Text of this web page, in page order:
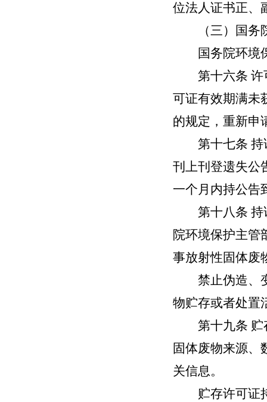
位法人证书正、
（三）国务院
国务院环境保
第十六条 许
可证有效期满未
的规定，重新申
第十七条 持
刊上刊登遗失公
一个月内持公告
第十八条 持
院环境保护主管
事放射性固体废
禁止伪造、变
物贮存或者处置
第十九条 贮存
固体废物来源、
关信息。
贮存许可证持